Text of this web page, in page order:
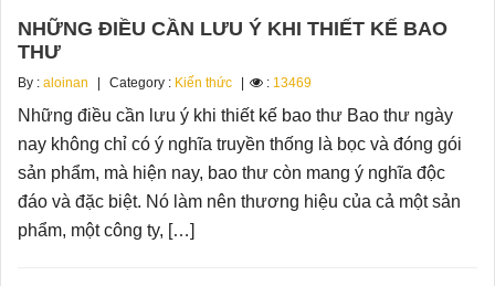
NHỮNG ĐIỀU CẦN LƯU Ý KHI THIẾT KẾ BAO
THƯ
By : aloinan Category : Kiến thức : 13469
Những điều cần lưu ý khi thiết kế bao thư Bao thư ngày
nay không chỉ có ý nghĩa truyền thống là bọc và đóng gói
sản phẩm, mà hiện nay, bao thư còn mang ý nghĩa độc
đáo và đặc biệt. Nó làm nên thương hiệu của cả một sản
phẩm, một công ty, […]